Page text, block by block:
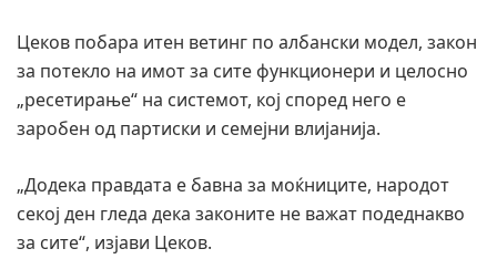
Цеков побара итен ветинг по албански модел, закон
за потекло на имот за сите функционери и целосно
„ресетирање“ на системот, кој според него е
заробен од партиски и семејни влијанија.
„Додека правдата е бавна за моќниците, народот
секој ден гледа дека законите не важат подеднакво
за сите“, изјави Цеков.